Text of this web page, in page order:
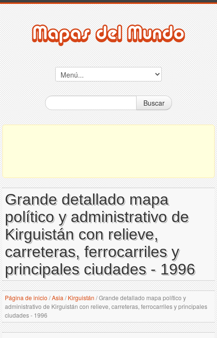
Buscar
Grande detallado mapa
político y administrativo de
Kirguistán con relieve,
carreteras, ferrocarriles y
principales ciudades - 1996
Página de inicio /Asia / Kirguistán /Grande detallado mapa político y
administrativo de Kirguistán con relieve, carreteras, ferrocarriles y principales
ciudades - 1996